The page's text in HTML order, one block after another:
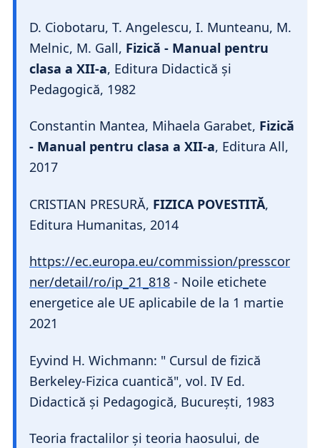
D. Ciobotaru, T. Angelescu, I. Munteanu, M.
Melnic, M. Gall, Fizică - Manual pentru
clasa a XII-a, Editura Didactică și
Pedagogică, 1982
Constantin Mantea, Mihaela Garabet, Fizică
- Manual pentru clasa a XII-a, Editura All,
2017
CRISTIAN PRESURĂ, FIZICA POVESTITĂ,
Editura Humanitas, 2014
https://ec.europa.eu/commission/presscor
ner/detail/ro/ip_21_818 - Noile etichete
energetice ale UE aplicabile de la 1 martie
2021
Eyvind H. Wichmann: " Cursul de fizică
Berkeley-Fizica cuantică", vol. IV Ed.
Didactică și Pedagogică, București, 1983
Teoria fractalilor și teoria haosului, de